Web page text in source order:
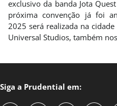
exclusivo da banda Jota
próxima convenção já foi
2025 será realizada na
Universal Studios, também
Siga a Prudential em: